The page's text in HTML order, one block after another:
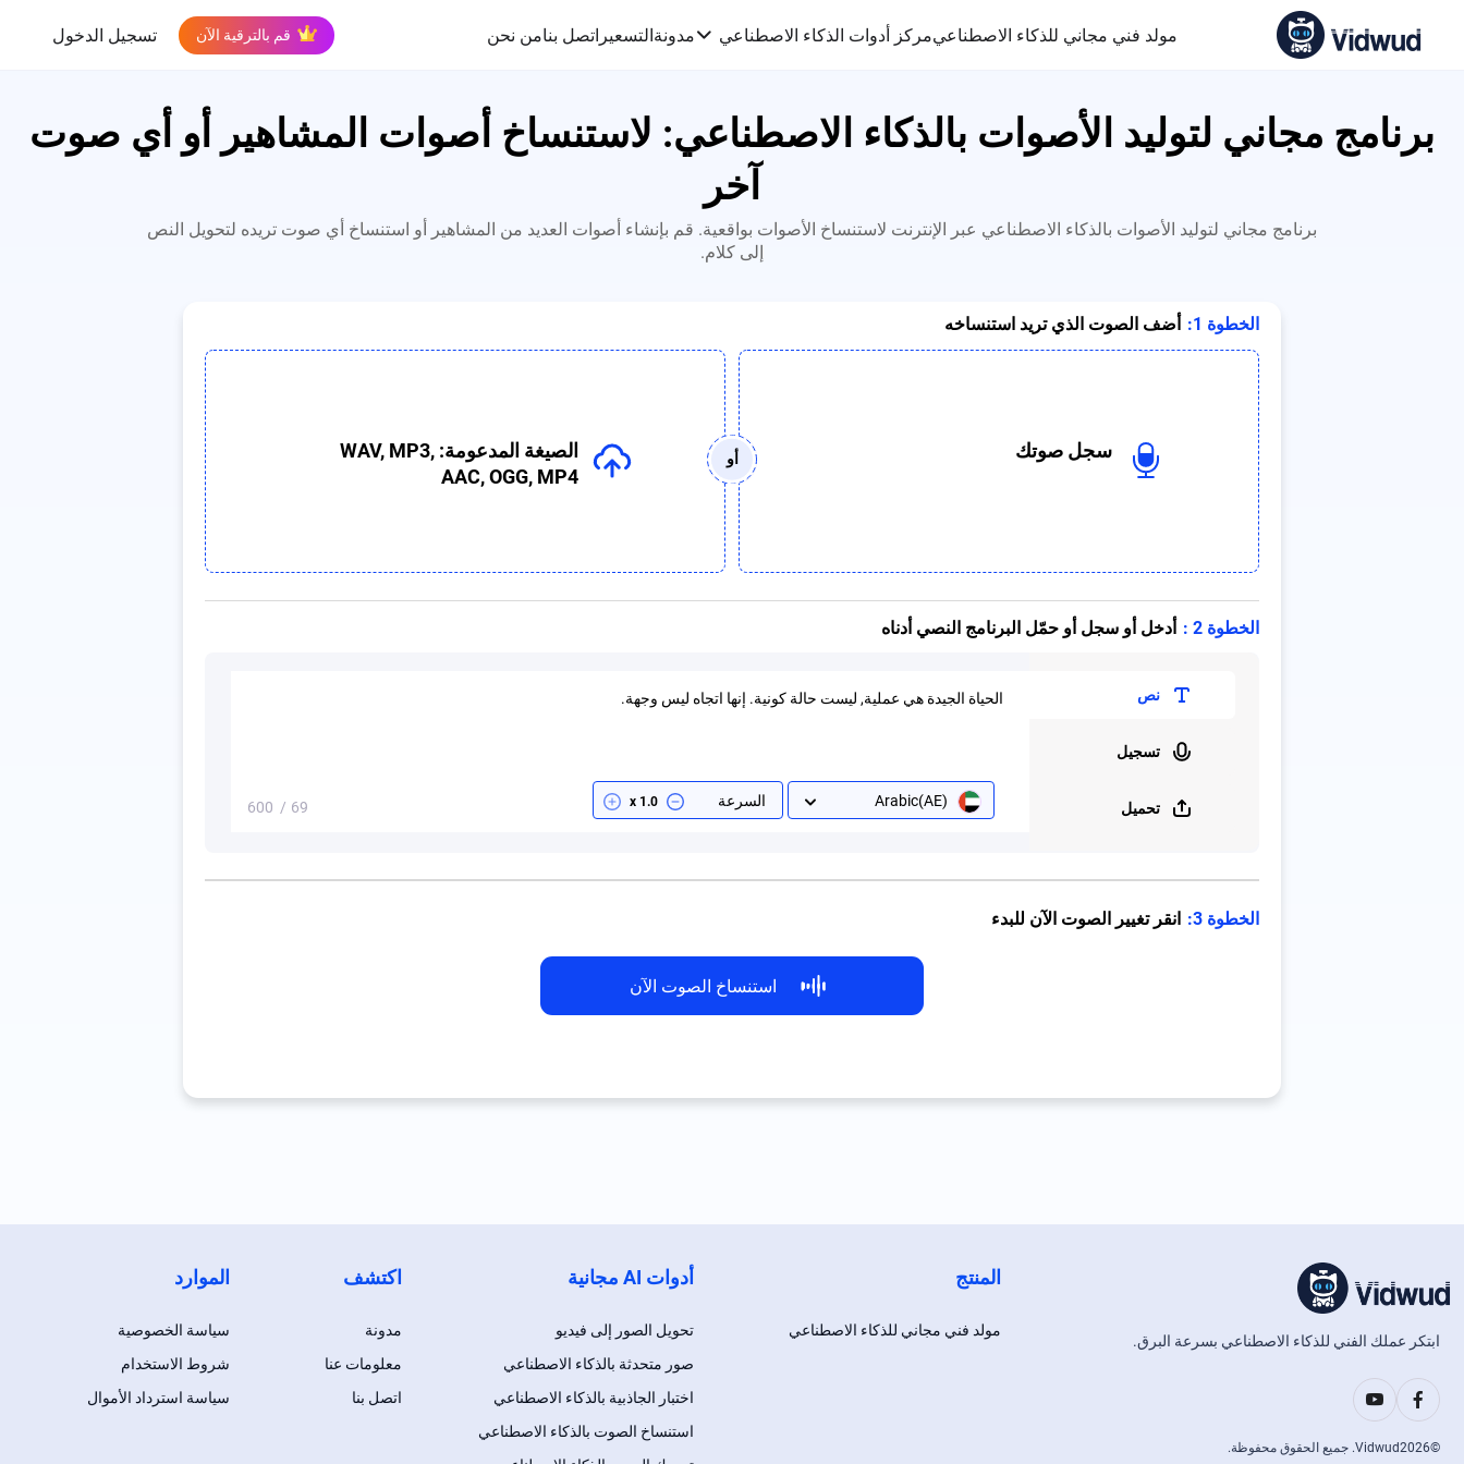
مولد فني مجاني للذكاء الاصطناعيمركز أدوات الذكاء الاصطناعي مدونةالتسعير اتصل بنامن نحن قم بالترقية الآن تسجيل الدخول
برنامج مجاني لتوليد الأصوات بالذكاء الاصطناعي: لاستنساخ أصوات المشاهير أو أي صوت
آخر
برنامج مجاني لتوليد الأصوات بالذكاء الاصطناعي عبر الإنترنت لاستنساخ الأصوات بواقعية. قم بإنشاء أصوات العديد من المشاهير أو استنساخ أي صوت تريده لتحويل النص
إلى كلام.
الخطوة 1: أضف الصوت الذي تريد استنساخه
سجل صوتك أو
الصيغة المدعومة: WAV, MP3,
AAC, OGG, MP4
الخطوة 2 : أدخل أو سجل أو حمّل البرنامج النصي أدناه
نص
تسجيل
تحميل 69
/
600 Arabic(AE) السرعة 1.0 x
الخطوة 3: انقر تغيير الصوت الآن للبدء
استنساخ الصوت الآن
ابتكر عملك الفني للذكاء الاصطناعي بسرعة البرق.
©
2026Vidwud. جميع الحقوق محفوظة.
المنتج
مولد فني مجاني للذكاء الاصطناعي
أدوات AI مجانية
تحويل الصور إلى فيديو
صور متحدثة بالذكاء الاصطناعي
اختبار الجاذبية بالذكاء الاصطناعي
استنساخ الصوت بالذكاء الاصطناعي
اكتشف
مدونة
معلومات عنا
اتصل بنا
الموارد
سياسة الخصوصية
شروط الاستخدام
سياسة استرداد الأموال